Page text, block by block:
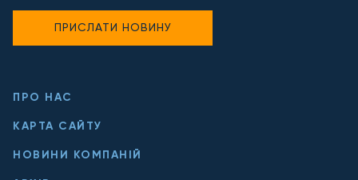
ПРО НАС
КАРТА САЙТУ
НОВИНИ КОМПАНІЙ
ПРИСЛАТИ НОВИНУ